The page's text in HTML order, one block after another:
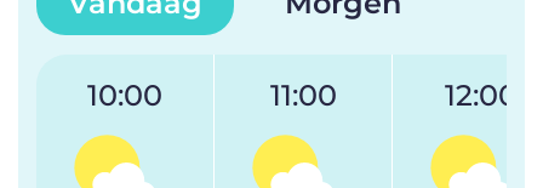
10:00 11:00 12:00